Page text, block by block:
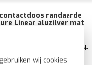
wij cookies
randaarde
Linear aluzilver mat
Future/Solo aluzilver 20 EUN-
kunststof gelakt.